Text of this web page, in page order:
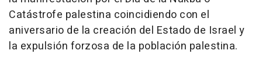
Catástrofe palestina coincidiendo con el
aniversario de la creación del Estado de Israel y
la expulsión forzosa de la población palestina.